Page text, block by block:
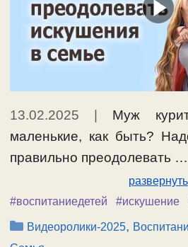
13.02.2025 | Муж
маленькие, как быть?
правильно преодолевать …
развернуть
#воспитаниедетей
#искушение
Рубрики
Видеоролики-2025,